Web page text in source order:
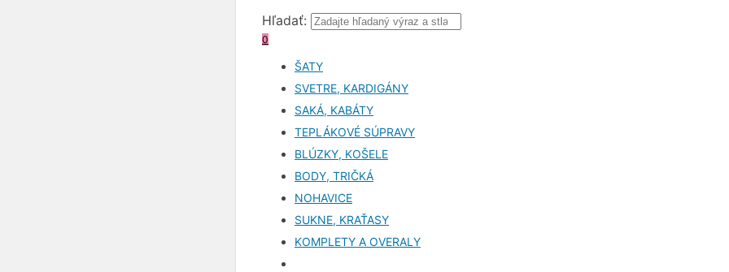
Hľadať:
0
ŠATY
SVETRE, KARDIGÁNY
SAKÁ, KABÁTY
TEPLÁKOVÉ SÚPRAVY
BLÚZKY, KOŠELE
BODY, TRIČKÁ
NOHAVICE
SUKNE, KRAŤASY
KOMPLETY A OVERALY